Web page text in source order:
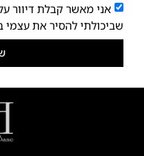
אני מאשר קבלת דיוור
שביכולתי להסיר את עצמי